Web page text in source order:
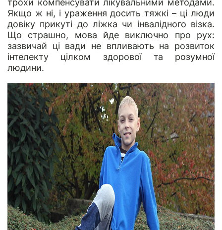
трохи компенсувати лікувальними методами.
Якщо ж ні, і ураження досить тяжкі – ці люди
довіку прикуті до ліжка чи інвалідного візка.
Що страшно, мова йде виключно про рух:
зазвичай ці вади не впливають на розвиток
інтелекту цілком здорової та розумної
людини.